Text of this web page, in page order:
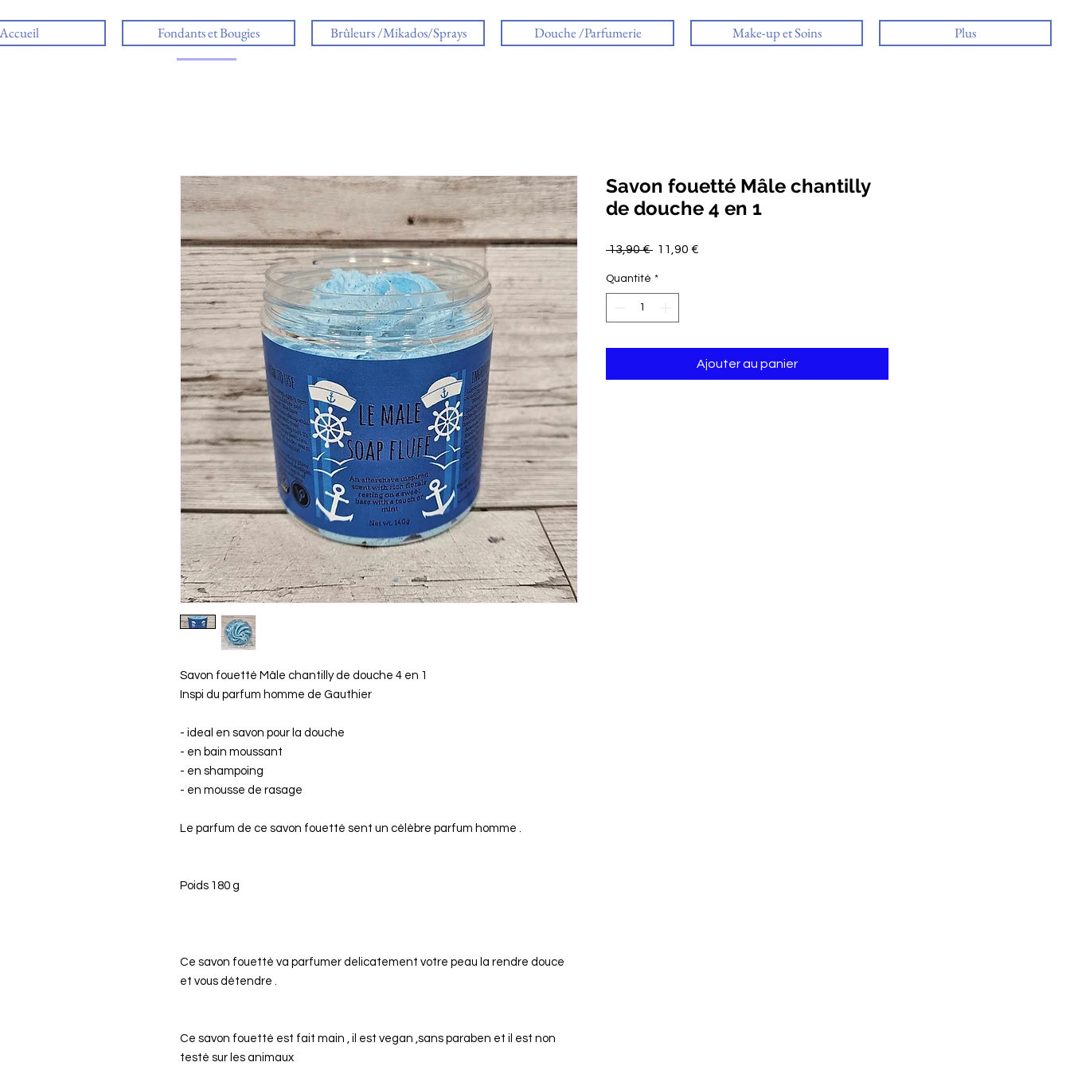
Accueil Fondants et Bougies Brûleurs /Mikados/Sprays Douche /Parfumerie Make-up et Soins Plus
Savon fouetté Mâle chantilly de douche 4 en 1
Inspi du parfum homme de Gauthier
- ideal en savon pour la douche
- en bain moussant
- en shampoing
- en mousse de rasage
Le parfum de ce savon fouetté sent un célèbre parfum homme .
Poids 180 g
Ce savon fouetté va parfumer delicatement votre peau la rendre douce
et vous détendre .
Ce savon fouetté est fait main , il est vegan ,sans paraben et il est non
testé sur les animaux
Savon fouetté Mâle chantilly
de douche 4 en 1
13,90 € Prix
11,90 €
Quantité *
Ajouter au panier